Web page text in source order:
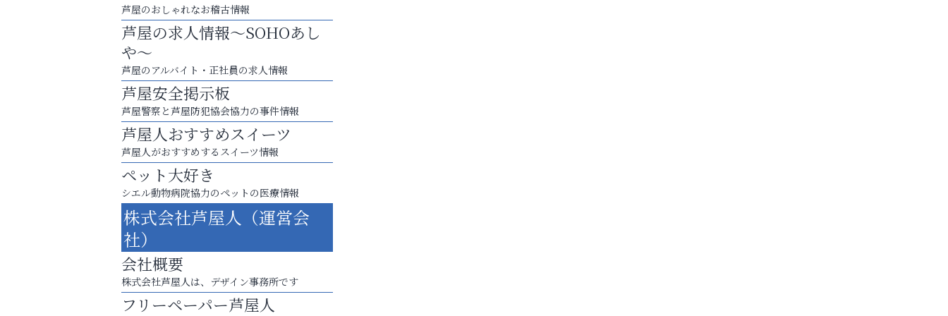
まずは話してみませんか？
「相続」無料相談会カフェ
芦屋人~あしやびと~
芦屋のおしゃれなお稽古情報
芦屋の求人情報～SOHOあし
や～
芦屋のアルバイト・正社員の求人情報
芦屋安全掲示板
芦屋警察と芦屋防犯協会協力の事件情報
芦屋人おすすめスイーツ
芦屋人がおすすめするスイーツ情報
ペット大好き
シエル動物病院協力のペットの医療情報
株式会社芦屋人（運営会
社）
会社概要
株式会社芦屋人は、デザイン事務所です
フリーペーパー芦屋人